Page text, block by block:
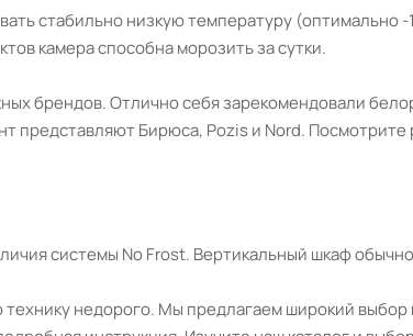
стабильно низкую температуру (оптимально -
камера способна морозить за сутки.
брендов. Отлично себя зарекомендовали
представляют Бирюса, Pozis и Nord.
системы No Frost. Вертикальный шкаф
недорого. Мы предлагаем широкий